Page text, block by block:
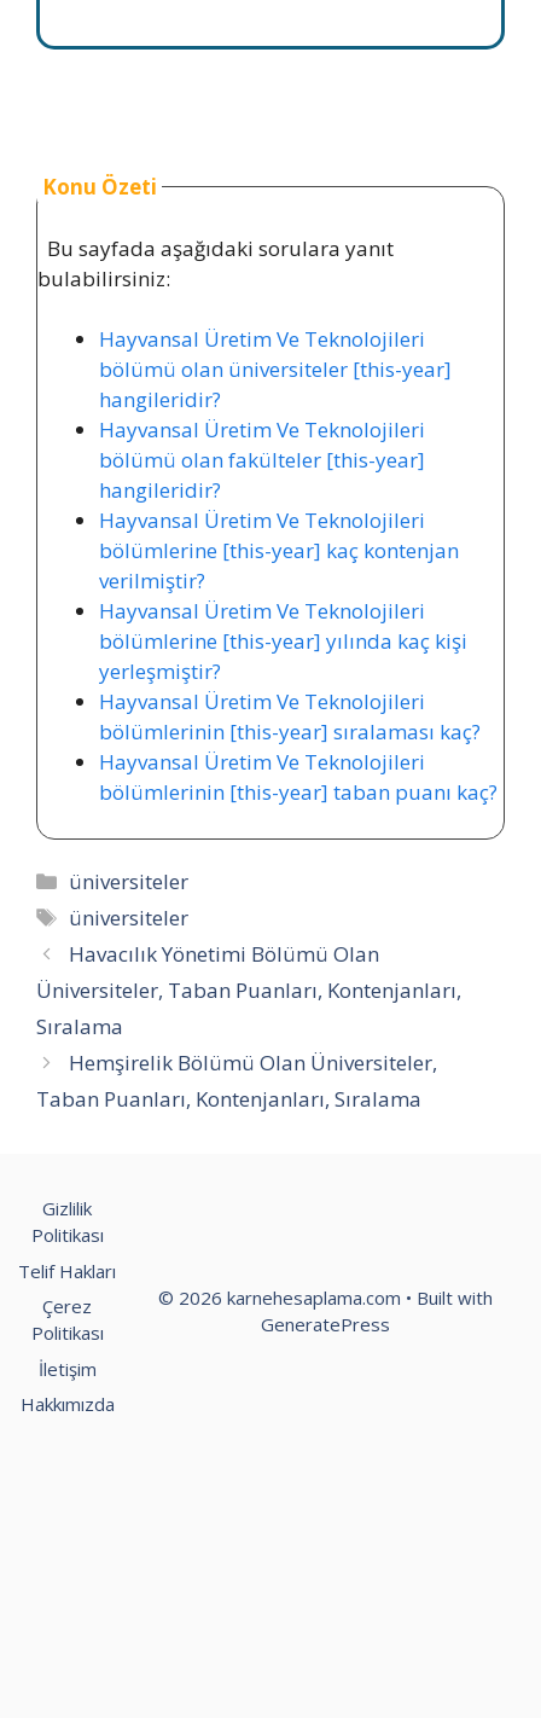
Konu Özeti
Bu sayfada aşağıdaki sorulara yanıt
bulabilirsiniz:
Hayvansal Üretim Ve Teknolojileri
bölümü olan üniversiteler [this-year]
hangileridir?
Hayvansal Üretim Ve Teknolojileri
bölümü olan fakülteler [this-year]
hangileridir?
Hayvansal Üretim Ve Teknolojileri
bölümlerine [this-year] kaç kontenjan
verilmiştir?
Hayvansal Üretim Ve Teknolojileri
bölümlerine [this-year] yılında kaç kişi
yerleşmiştir?
Hayvansal Üretim Ve Teknolojileri
bölümlerinin [this-year] sıralaması kaç?
Hayvansal Üretim Ve Teknolojileri
bölümlerinin [this-year] taban puanı kaç?
Kategoriler
üniversiteler
Etiketler
üniversiteler
Havacılık Yönetimi Bölümü Olan
Üniversiteler, Taban Puanları, Kontenjanları,
Sıralama
Hemşirelik Bölümü Olan Üniversiteler,
Taban Puanları, Kontenjanları, Sıralama
Gizlilik
Politikası
Telif Hakları
Çerez
Politikası
İletişim
Hakkımızda
© 2026 karnehesaplama.com • Built with
GeneratePress